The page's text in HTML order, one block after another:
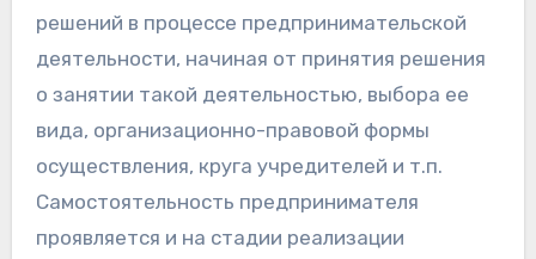
решений в процессе предпринимательской
деятельности, начиная от принятия решения
о занятии такой деятельностью, выбора ее
вида, организационно-правовой формы
осуществления, круга учредителей и т.п.
Самостоятельность предпринимателя
проявляется и на стадии реализации